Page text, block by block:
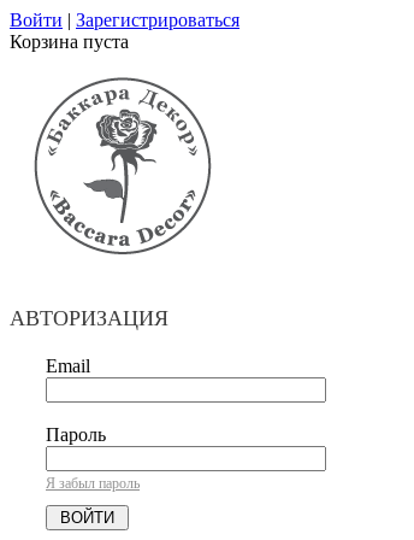
Войти | Зарегистрироваться
Корзина пуста
АВТОРИЗАЦИЯ
Email
Пароль
Я забыл пароль